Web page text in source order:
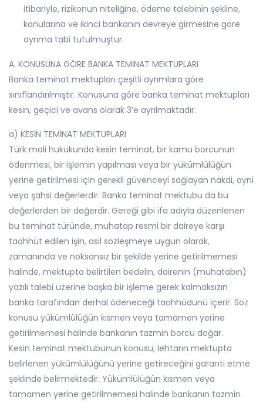
itibariyle, rizikonun niteliğine, ödeme talebinin şekline,
konularına ve ikinci bankanın devreye girmesine göre
ayrıma tabi tutulmuştur.
A. KONUSUNA GÖRE BANKA TEMİNAT MEKTUPLARI
Banka teminat mektupları çeşitli ayrımlara göre
sınıflandırılmıştır. Konusuna göre banka teminat mektupları
kesin, geçici ve avans olarak 3’e ayrılmaktadır.
a) KESİN TEMİNAT MEKTUPLARI
Türk mali hukukunda kesin teminat, bir kamu borcunun
ödenmesi, bir işlemin yapılması veya bir yükümlülüğün
yerine getirilmesi için gerekli güvenceyi sağlayan nakdi, ayni
veya şahsi değerlerdir. Banka teminat mektubu da bu
değerlerden bir değerdir. Gereği gibi ifa adıyla düzenlenen
bu teminat türünde, muhatap resmi bir daireye karşı
taahhüt edilen işin, asıl sözleşmeye uygun olarak,
zamanında ve noksansız bir şekilde yerine getirilmemesi
halinde, mektupta belirtilen bedelin, dairenin (muhatabın)
yazılı talebi üzerine başka bir işleme gerek kalmaksızın
banka tarafından derhal ödeneceği taahhüdünü içerir. Söz
konusu yükümlülüğün kısmen veya tamamen yerine
getirilmemesi halinde bankanın tazmin borcu doğar.
Kesin teminat mektubunun konusu, lehtarın mektupta
belirlenen yükümlülüğünü yerine getireceğini garanti etme
şeklinde belirmektedir. Yükümlülüğün kısmen veya
tamamen yerine getirilmemesi halinde bankanın tazmin